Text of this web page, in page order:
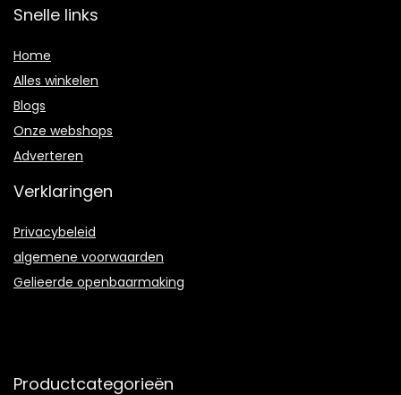
Snelle links
Home
Alles winkelen
Blogs
Onze webshops
Adverteren
Verklaringen
Privacybeleid
algemene voorwaarden
Gelieerde openbaarmaking
Productcategorieën